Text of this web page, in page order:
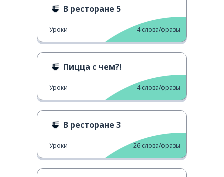
В ресторане 5
Уроки 4 слова/фразы
Пицца с чем?!
Уроки 4 слова/фразы
В ресторане 3
Уроки 26 слова/фразы